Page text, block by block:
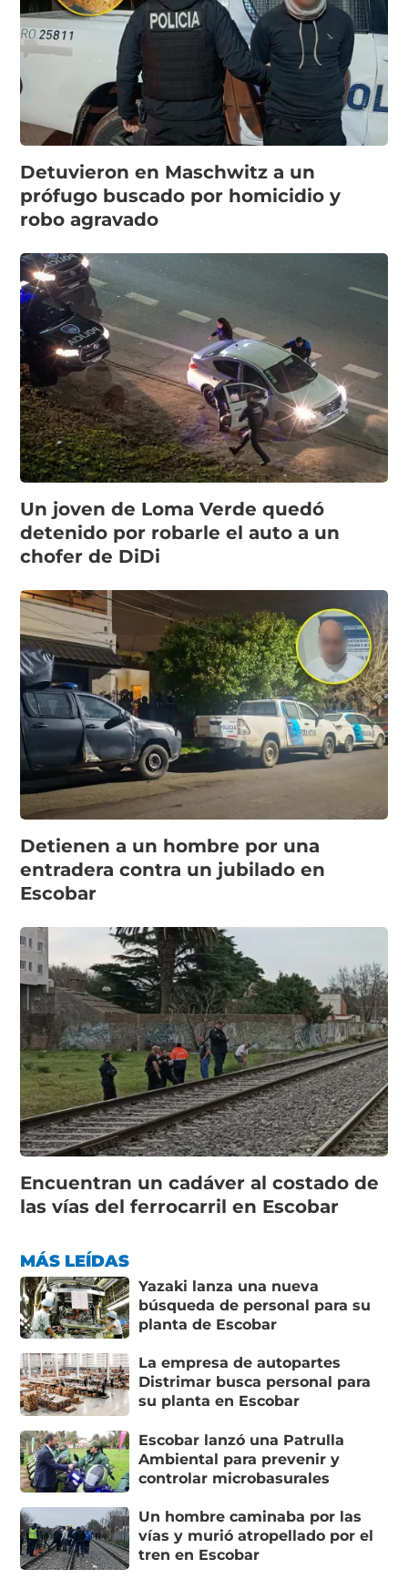
Detuvieron en Maschwitz a un
prófugo buscado por homicidio y
robo agravado
Un joven de Loma Verde quedó
detenido por robarle el auto a un
chofer de DiDi
Detienen a un hombre por una
entradera contra un jubilado en
Escobar
Encuentran un cadáver al costado de
las vías del ferrocarril en Escobar
MÁS LEÍDAS
Yazaki lanza una nueva
búsqueda de personal para su
planta de Escobar
La empresa de autopartes
Distrimar busca personal para
su planta en Escobar
Escobar lanzó una Patrulla
Ambiental para prevenir y
controlar microbasurales
Un hombre caminaba por las
vías y murió atropellado por el
tren en Escobar